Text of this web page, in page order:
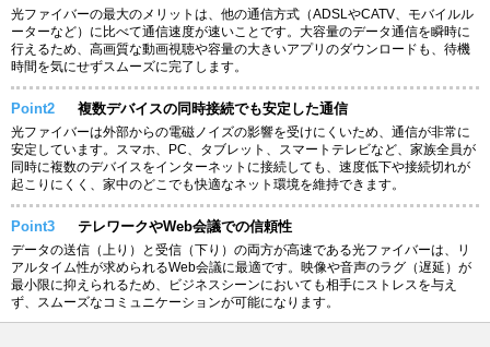
光ファイバーの最大のメリットは、他の通信方式（ADSLやCATV、モバイルル
ーターなど）に比べて通信速度が速いことです。大容量のデータ通信を瞬時に
行えるため、高画質な動画視聴や容量の大きいアプリのダウンロードも、待機
時間を気にせずスムーズに完了します。
Point2 複数デバイスの同時接続でも安定した通信
光ファイバーは外部からの電磁ノイズの影響を受けにくいため、通信が非常に
安定しています。スマホ、PC、タブレット、スマートテレビなど、家族全員が
同時に複数のデバイスをインターネットに接続しても、速度低下や接続切れが
起こりにくく、家中のどこでも快適なネット環境を維持できます。
Point3 テレワークやWeb会議での信頼性
データの送信（上り）と受信（下り）の両方が高速である光ファイバーは、リ
アルタイム性が求められるWeb会議に最適です。映像や音声のラグ（遅延）が
最小限に抑えられるため、ビジネスシーンにおいても相手にストレスを与え
ず、スムーズなコミュニケーションが可能になります。